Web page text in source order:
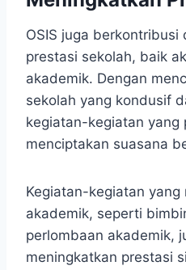
OSIS juga berkontribusi
prestasi sekolah, baik
akademik. Dengan
sekolah yang kondusif
kegiatan-kegiatan yang
menciptakan suasana
Kegiatan-kegiatan
akademik, seperti
perlombaan akademik,
meningkatkan prestasi